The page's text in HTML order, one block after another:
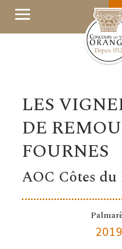
LES
DE
FOURNES
AOC Côtes du
2019